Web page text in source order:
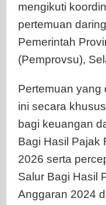
mengikuti
pertemuan
Pemerintah
(Pemprovsu),
Pertemuan yang
ini secara
bagi keuangan
Bagi Hasil Pajak
2026 serta
Salur Bagi Hasil
Anggaran 2024